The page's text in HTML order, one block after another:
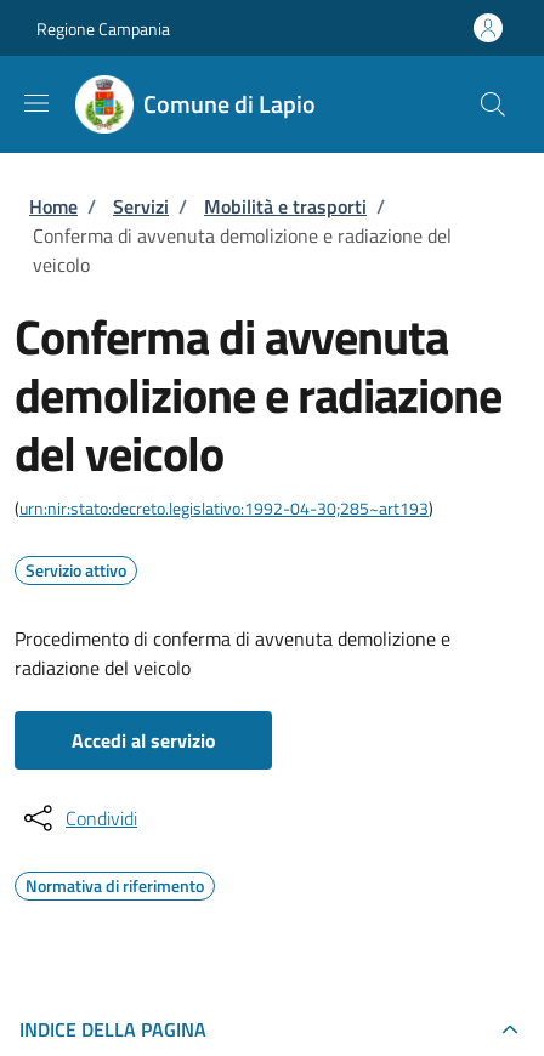
Regione Campania
Comune di Lapio
Briciole di pane
Home / Servizi / Mobilità e trasporti /
Conferma di avvenuta demolizione e radiazione del
veicolo
Conferma di avvenuta
demolizione e radiazione
del veicolo
(urn:nir:stato:decreto.legislativo:1992-04-30;285~art193)
Servizio attivo
Procedimento di conferma di avvenuta demolizione e
radiazione del veicolo
Accedi al servizio
Condividi
Normativa di riferimento
INDICE DELLA PAGINA